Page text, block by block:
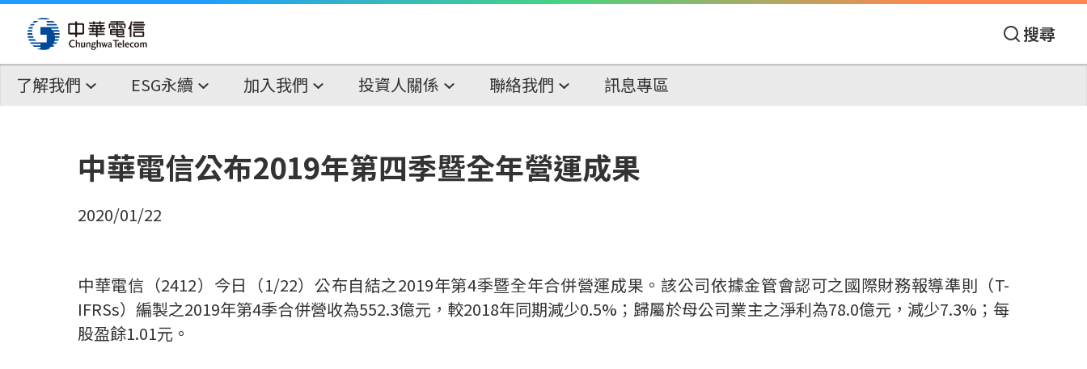
搜尋
了解我們 ESG永續 加入我們 投資人關係 聯絡我們 訊息專區
中華電信公布2019年第四季暨全年營運成果
2020/01/22
中華電信（2412）今日（1/22）公布自結之2019年第4季暨全年合併營運成果。該公司依據金管會認可之國際財務報導準則（T-
IFRSs）編製之2019年第4季合併營收為552.3億元，較2018年同期減少0.5% ；歸屬於母公司業主之淨利為78.0億元，減少7.3% ；每
股盈餘1.01元。